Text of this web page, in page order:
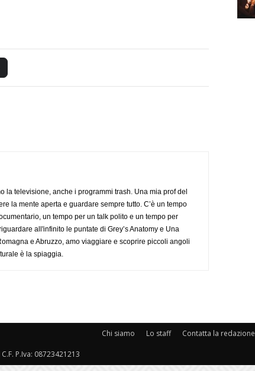
la televisione, anche i programmi trash. Una mia prof del
la mente aperta e guardare sempre tutto. C’è un tempo
un tempo per un talk polito e un tempo per
all'infinito le puntate di Grey’s Anatomy e Una
e Abruzzo, amo viaggiare e scoprire piccoli angoli
è la spiaggia.
Chi siamo Lo staff Contatta la redazione
P.Iva: 08723421213